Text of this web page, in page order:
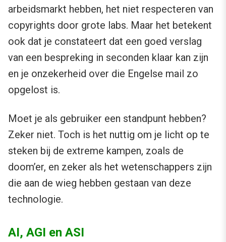
arbeidsmarkt hebben, het niet respecteren van
copyrights door grote labs. Maar het betekent
ook dat je constateert dat een goed verslag
van een bespreking in seconden klaar kan zijn
en je onzekerheid over die Engelse mail zo
opgelost is.
Moet je als gebruiker een standpunt hebben?
Zeker niet. Toch is het nuttig om je licht op te
steken bij de extreme kampen, zoals de
doom’er, en zeker als het wetenschappers zijn
die aan de wieg hebben gestaan van deze
technologie.
AI, AGI en ASI